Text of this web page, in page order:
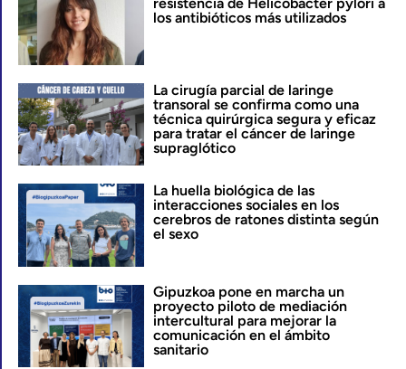
los antibióticos más utilizados
La cirugía parcial de laringe
transoral se confirma como una
técnica quirúrgica segura y eficaz
para tratar el cáncer de laringe
supraglótico
La huella biológica de las
interacciones sociales en los
cerebros de ratones distinta según
el sexo
Gipuzkoa pone en marcha un
proyecto piloto de mediación
intercultural para mejorar la
comunicación en el ámbito
sanitario